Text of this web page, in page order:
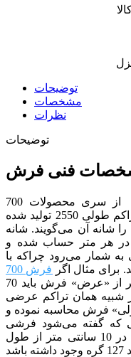
توضیحات
مشخصات
نظرات
توضیحات
فنی فرش
از سری محصولات 700
می­باشد که با تراکم طولی 2550 تولید شده
شانه آن می‌گویند. شانه
هر متر حساب شده و
شمار می‌رود چراکه با
مثال اگر
فرش 700
معرفی می شود در 10 سانتی متر از «عرض» فرش باید 70
شبیه همان تراکم عرضی
فرش محاسبه نموده و
که گفته می‌شود فرشی
تراکم 2550 دارد به این معنی است که در 10 سانتی متر از طول